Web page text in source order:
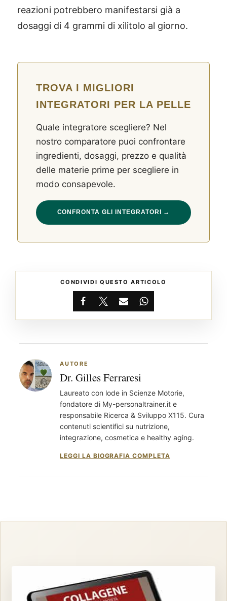
reazioni potrebbero manifestarsi già a
dosaggi di 4 grammi di xilitolo al giorno.
TROVA I MIGLIORI
INTEGRATORI PER LA PELLE
Quale integratore scegliere? Nel
nostro comparatore puoi confrontare
ingredienti, dosaggi, prezzo e qualità
delle materie prime per scegliere in
modo consapevole.
CONFRONTA GLI INTEGRATORI →
CONDIVIDI QUESTO ARTICOLO
Facebook
X EmailWhatsApp
AUTORE
Dr. Gilles Ferraresi
Laureato con lode in Scienze Motorie,
fondatore di My-personaltrainer.it e
responsabile Ricerca & Sviluppo X115. Cura
contenuti scientifici su nutrizione,
integrazione, cosmetica e healthy aging.
LEGGI LA BIOGRAFIA COMPLETA